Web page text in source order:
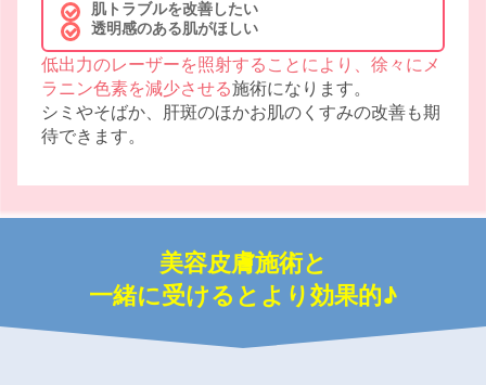
低出力のレーザーを照射することにより、徐々にメ
ラニン色素を減少させる施術になります。
シミやそばか、肝斑のほかお肌のくすみの改善も期
待できます。
肌トラブルを改善したい
透明感のある肌がほしい
美容皮膚施術と
一緒に受けるとより効果的♪